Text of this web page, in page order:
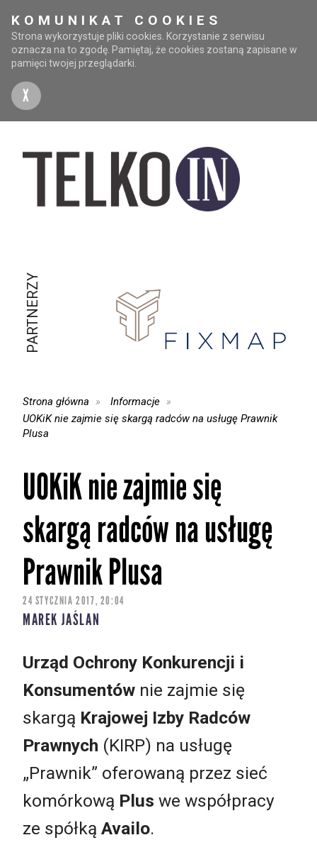
KOMUNIKAT COOKIES
Strona wykorzystuje pliki cookies. Korzystanie z serwisu
oznacza na to zgodę. Pamiętaj, że cookies zostaną zapisane w
pamięci twojej przeglądarki.
X
PARTNERZY
Strona główna
Informacje
UOKiK nie zajmie się skargą radców na usługę Prawnik
Plusa
UOKiK nie zajmie się
skargą radców na usługę
Prawnik Plusa
24 STYCZNIA 2017, 20:04
MAREK JAŚLAN
Urząd Ochrony Konkurencji i
Konsumentów nie zajmie się
skargą Krajowej Izby Radców
Prawnych (KIRP) na usługę
„Prawnik” oferowaną przez sieć
komórkową Plus we współpracy
ze spółką Availo.